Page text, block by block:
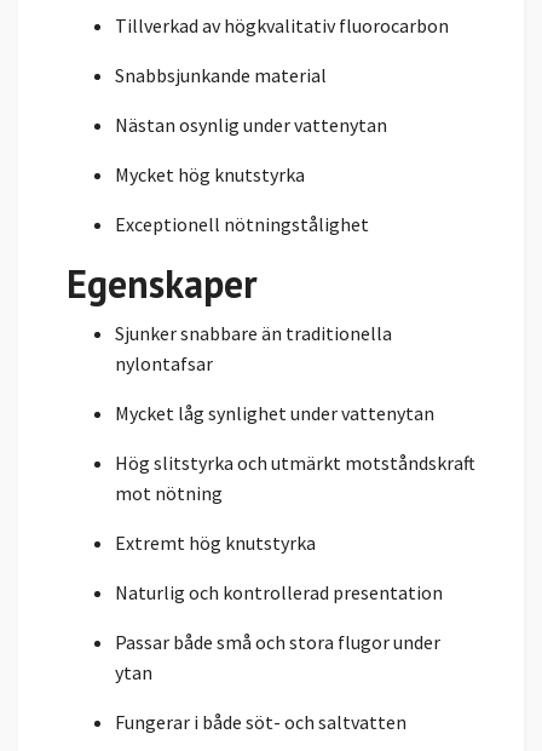
Tillverkad av högkvalitativ fluorocarbon
Snabbsjunkande material
Nästan osynlig under vattenytan
Mycket hög knutstyrka
Exceptionell nötningstålighet
Egenskaper
Sjunker snabbare än traditionella
nylontafsar
Mycket låg synlighet under vattenytan
Hög slitstyrka och utmärkt motståndskraft
mot nötning
Extremt hög knutstyrka
Naturlig och kontrollerad presentation
Passar både små och stora flugor under
ytan
Fungerar i både söt- och saltvatten